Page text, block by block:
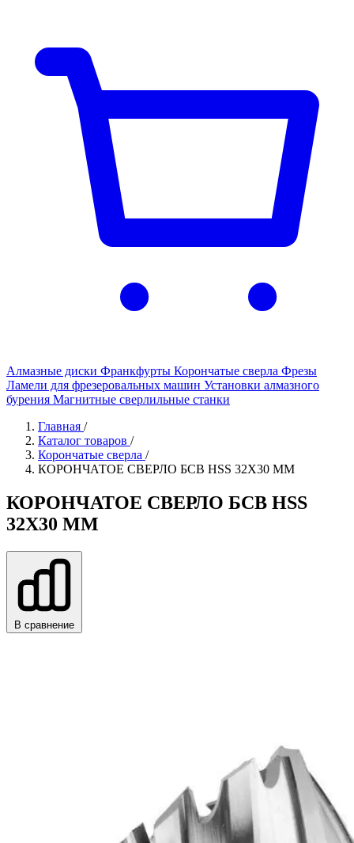
Алмазные диски Франкфурты Корончатые сверла Фрезы
Ламели для фрезеровальных машин Установки алмазного
бурения Магнитные сверлильные станки
Главная /
Каталог товаров /
Корончатые сверла /
КОРОНЧАТОЕ СВЕРЛО БСВ HSS 32X30 ММ
КОРОНЧАТОЕ СВЕРЛО БСВ HSS
32X30 ММ
В сравнение